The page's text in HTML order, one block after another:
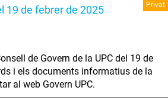
19 de febrer de 2025 Privat
de Govern de la UPC del 19 de
i els documents informatius de la
al web Govern UPC.